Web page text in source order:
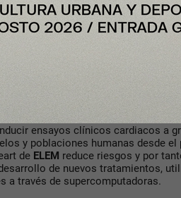
son avatares, adultos o niños,
diferentes comorbilidades y
como
Oracle
),
ensayos clínicos cardiacos a
y poblaciones humanas desde el
de ELEM reduce riesgos y por
de nuevos tratamientos,
a través de supercomputadoras.